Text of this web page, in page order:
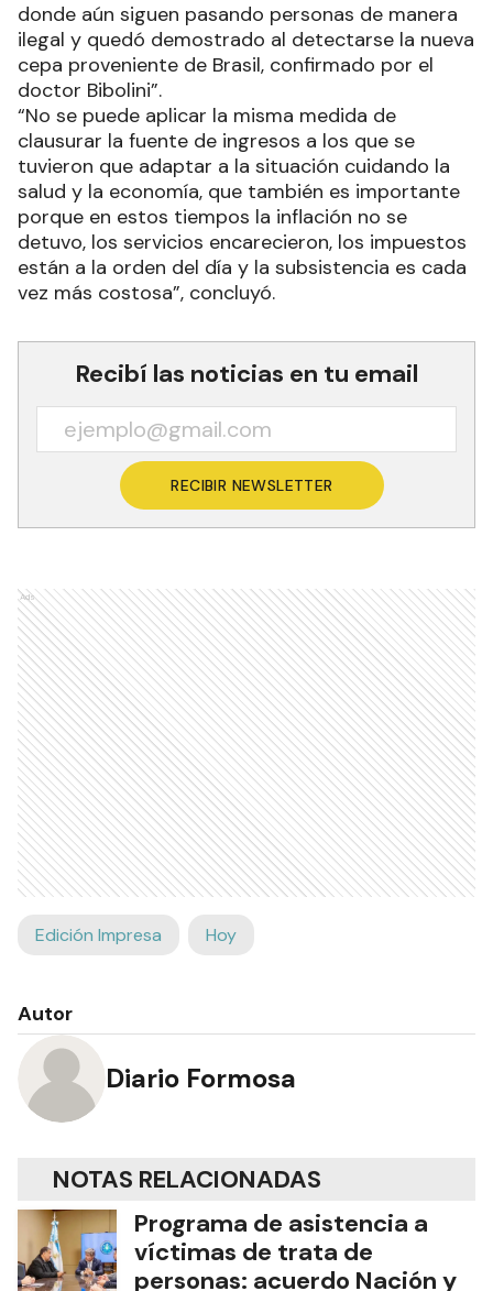
donde aún siguen pasando personas de manera
ilegal y quedó demostrado al detectarse la nueva
cepa proveniente de Brasil, confirmado por el
doctor Bibolini”.
“No se puede aplicar la misma medida de
clausurar la fuente de ingresos a los que se
tuvieron que adaptar a la situación cuidando la
salud y la economía, que también es importante
porque en estos tiempos la inflación no se
detuvo, los servicios encarecieron, los impuestos
están a la orden del día y la subsistencia es cada
vez más costosa”, concluyó.
Recibí las noticias en tu email
RECIBIR NEWSLETTER
Ads
Edición Impresa Hoy
Autor
Diario Formosa
NOTAS RELACIONADAS
Programa de asistencia a
víctimas de trata de
personas: acuerdo Nación y